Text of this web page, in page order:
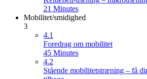
21 Minutes
Mobilitet/smidighed
3
4.1
Foredrag om mobilitet
45 Minutes
4.2
Stående mobilitetstræning – få